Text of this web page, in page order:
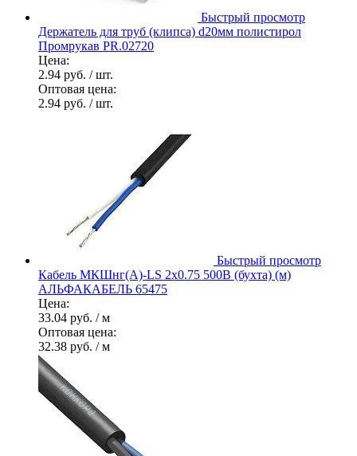
Быстрый просмотр
Держатель для труб (клипса) d20мм полистирол
Промрукав PR.02720
Цена:
2.94 руб. / шт.
Оптовая цена:
2.94 руб. / шт.
Быстрый просмотр
Кабель МКШнг(А)-LS 2х0.75 500В (бухта) (м)
АЛЬФАКАБЕЛЬ 65475
Цена:
33.04 руб. / м
Оптовая цена:
32.38 руб. / м